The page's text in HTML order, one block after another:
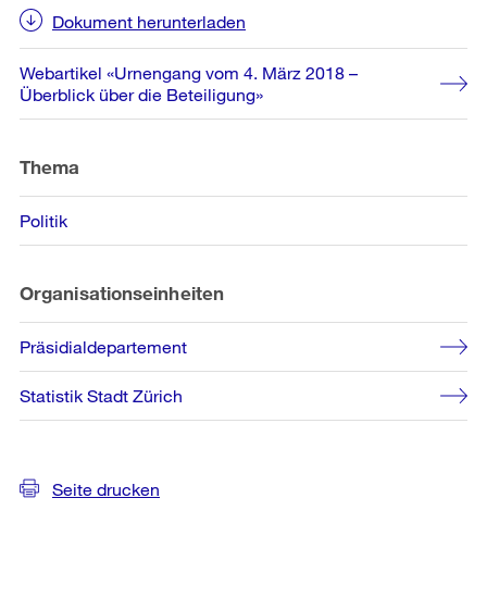
Dokument herunterladen
Webartikel «Urnengang vom 4. März 2018 –
Überblick über die Beteiligung»
Thema
Politik
Organisationseinheiten
Präsidialdepartement
Statistik Stadt Zürich
Seite drucken